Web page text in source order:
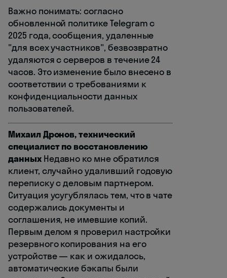
Важно понимать: согласно
обновленной политике Telegram с
2025 года, сообщения, удаленные
"для всех участников", безвозвратно
удаляются с серверов в течение 24
часов. Это изменение было внесено в
соответствии с требованиями к
конфиденциальности данных
пользователей.
Михаил Дронов, технический
специалист по восстановлению
данныхНедавно ко мне обратился
клиент, случайно удаливший годовую
переписку с деловым партнером.
Ситуация усугублялась тем, что в чате
содержались документы и
соглашения, не имевшие копий.
Первым делом я проверил настройки
резервного копирования на его
устройстве — как и ожидалось,
автоматические бэкапы были